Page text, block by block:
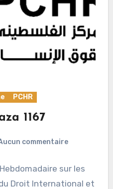
PCHR
1167
commentaire
sur les
Droit International et